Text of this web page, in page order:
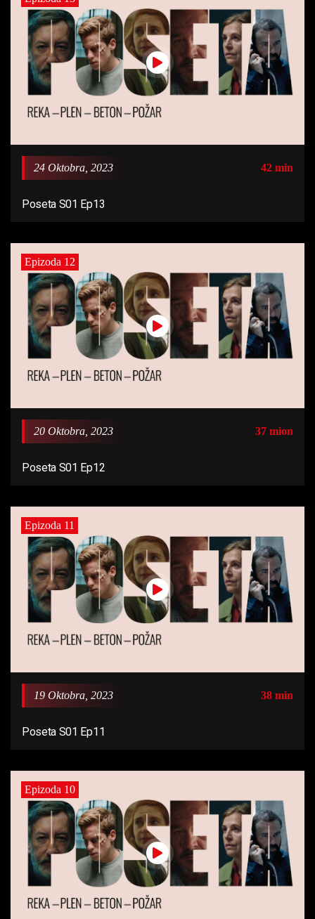
24 Oktobra, 2023 42 min
Poseta S01 Ep13
Epizoda 12
20 Oktobra, 2023 37 mion
Poseta S01 Ep12
Epizoda 11
19 Oktobra, 2023 38 min
Poseta S01 Ep11
Epizoda 10